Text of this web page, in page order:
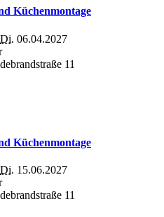
Küchenmontage
Di. 06.04.2027
11
Küchenmontage
Di. 15.06.2027
11